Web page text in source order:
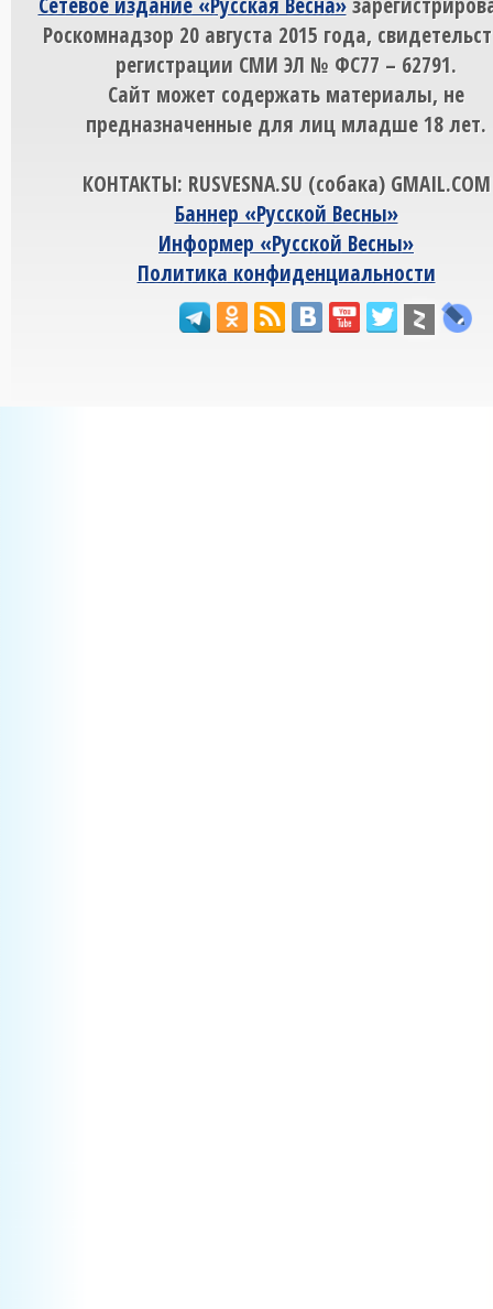
Роскомнадзор 20 августа 2015 года,
регистрации СМИ ЭЛ № ФС77 – 62791.
Сайт может содержать материалы, не
предназначенные для лиц младше 18 лет.
КОНТАКТЫ: RUSVESNA.SU (собака) GMAIL.COM
Баннер «Русской Весны»
Информер «Русской Весны»
Политика конфиденциальности